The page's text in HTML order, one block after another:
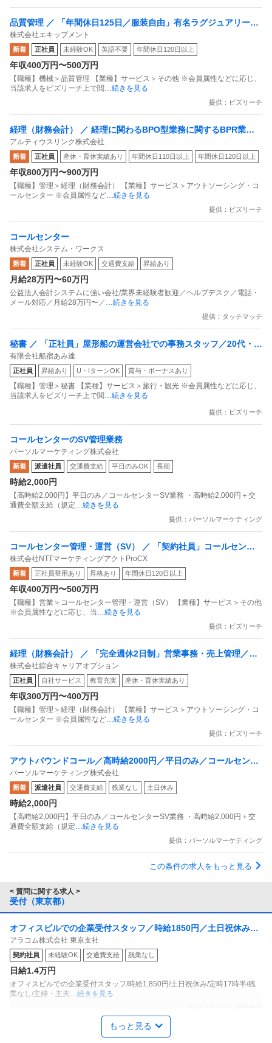
品質管理 ／ 「年間休日125日／服装自由」有名ラグジュアリーブ
ランドを裏から支える／時計・ジュエリーの商品管理
株式会社エキップメント
新着 正社員 未経験OK 英語不要 年間休日120日以上
年収400万円〜500万円
【職種】機械＞品質管理 【業種】サービス＞その他 ※会員属性などに応じ、
当該求人をビズリーチ上で閲…続きを見る
提供：ビズリーチ
経理（財務会計） ／ 経理に関わるBPO型業務に関するBPR業務K
DDIと三井物産出資
アルティウスリンク株式会社
新着 正社員 産休・育休実績あり 年間休日110日以上 年間休日120日以上
年収800万円〜900万円
【職種】管理＞経理（財務会計） 【業種】サービス＞アウトソーシング・コ
ールセンター ※会員属性など…続きを見る
提供：ビズリーチ
コールセンター
株式会社システム・ワークス
新着 正社員 未経験OK 交通費支給 昇給あり
月給28万円〜60万円
公益法人会計システムに強い会社/業界未経験者歓迎／ヘルプデスク／電話・
メール対応／月給28万円〜／ …続きを見る
提供：タッチマッチ
秘書 ／ 「正社員」屋形船の運営会社での事務スタッフ／20代・3
0代活躍中の職場！昇給・賞与ありの好待遇！
有限会社船宿あみ達
正社員 昇給あり U・IターンOK 賞与・ボーナスあり
【職種】管理＞秘書 【業種】サービス＞旅行・観光 ※会員属性などに応じ、
当該求人をビズリーチ上で閲…続きを見る
提供：ビズリーチ
コールセンターのSV管理業務
パーソルマーケティング株式会社
新着 派遣社員 交通費支給 平日のみOK 長期
時給2,000円
【高時給2,000円】平日のみ／コールセンターSV業務 ・高時給2,000円＋交
通費全額支給（規定…続きを見る
提供：パーソルマーケティング
コールセンター管理・運営（SV） ／ 「契約社員」コールセンタ
ーSV／月給39万円／年間休日125日／首都圏
株式会社NTTマーケティングアクトProCX
新着 正社員登用あり 昇格あり 年間休日120日以上
年収400万円〜500万円
【職種】営業＞コールセンター管理・運営（SV） 【業種】サービス＞その他
※会員属性などに応じ、当…続きを見る
提供：ビズリーチ
経理（財務会計） ／ 「完全週休2日制」営業事務・売上管理／売
上チェック～請求サポート／「年間休日125日」
株式会社綜合キャリアオプション
正社員 自社サービス 教育充実 産休・育休実績あり
年収300万円〜400万円
【職種】管理＞経理（財務会計） 【業種】サービス＞アウトソーシング・コ
ールセンター ※会員属性など…続きを見る
提供：ビズリーチ
アウトバウンドコール／高時給2000円／平日のみ／コールセンタ
ーSV業務
パーソルマーケティング株式会社
新着 派遣社員 交通費支給 残業なし 土日休み
時給2,000円
【高時給2,000円】平日のみ／コールセンターSV業務 ・高時給2,000円＋交
通費全額支給（規定…続きを見る
提供：パーソルマーケティング
この条件の求人をもっと見る
< 質問に関する求人 >
受付（東京都）
オフィスビルでの企業受付スタッフ／時給1850円／土日祝休み／
定時17時半／残業なし／主婦・主夫歓迎／面接交通費支給／契約
社員・千代田区
アラコム株式会社 東京支社
契約社員 未経験OK 交通費支給 残業なし
日給1.4万円
オフィスビルでの企業受付スタッフ/時給1,850円/土日祝休み/定時17時半/残
業なし/主婦・主夫…続きを見る
経理（財務会計） ／ 事務スタッフ／受付・データ入力・庶務
もっと見る